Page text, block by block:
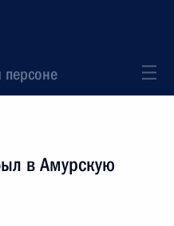
в Амурскую